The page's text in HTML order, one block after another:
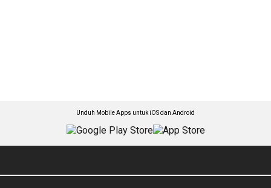
Unduh Mobile Apps untuk iOS dan Android